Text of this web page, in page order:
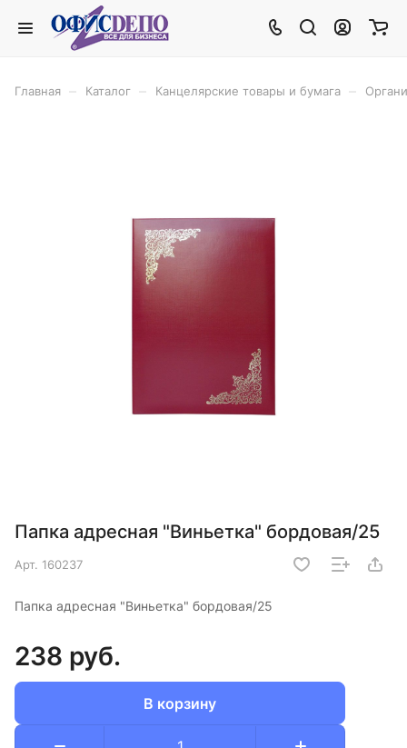
Главная Каталог Канцелярские товары и бумага
Папка адресная "Виньетка" бордовая/25
Арт. 160237
Папка адресная "Виньетка" бордовая/25
238 руб.
В корзину